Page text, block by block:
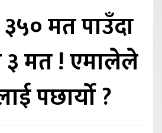
मत पाउँदा
३ मत ! एमालेले
पछार्यो ?